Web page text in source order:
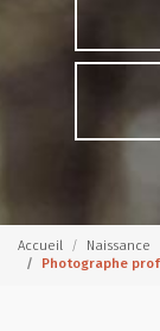
Accueil
Naissance
Photographe